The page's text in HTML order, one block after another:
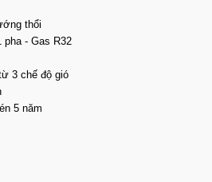
thổi
pha - Gas R32
3 chế độ gió
5 năm